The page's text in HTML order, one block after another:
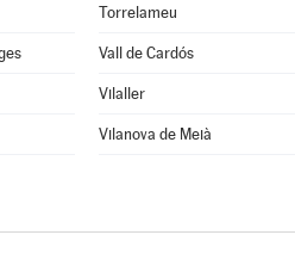
Torrelameu
Vall de Cardós
Vilaller
Vilanova de Meià